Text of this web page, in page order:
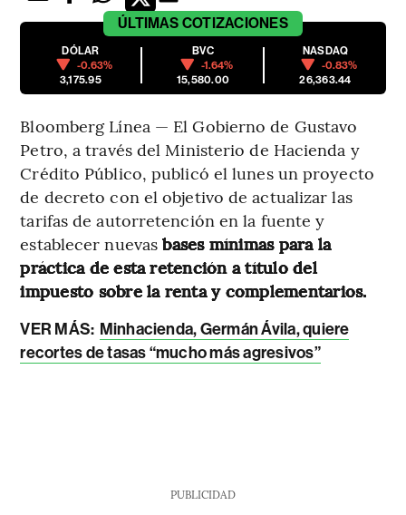
ÚLTIMAS COTIZACIONES
DÓLAR
-0.63%
3,175.95
BVC
-1.64%
15,580.00
NASDAQ
-0.83%
26,363.44
Bloomberg Línea — El Gobierno de Gustavo
Petro, a través del Ministerio de Hacienda y
Crédito Público, publicó el lunes un proyecto
de decreto con el objetivo de actualizar las
tarifas de autorretención en la fuente y
establecer nuevas bases mínimas para la
práctica de esta retención a título del
impuesto sobre la renta y complementarios.
VER MÁS: Minhacienda, Germán Ávila, quiere
recortes de tasas “mucho más agresivos”
PUBLICIDAD